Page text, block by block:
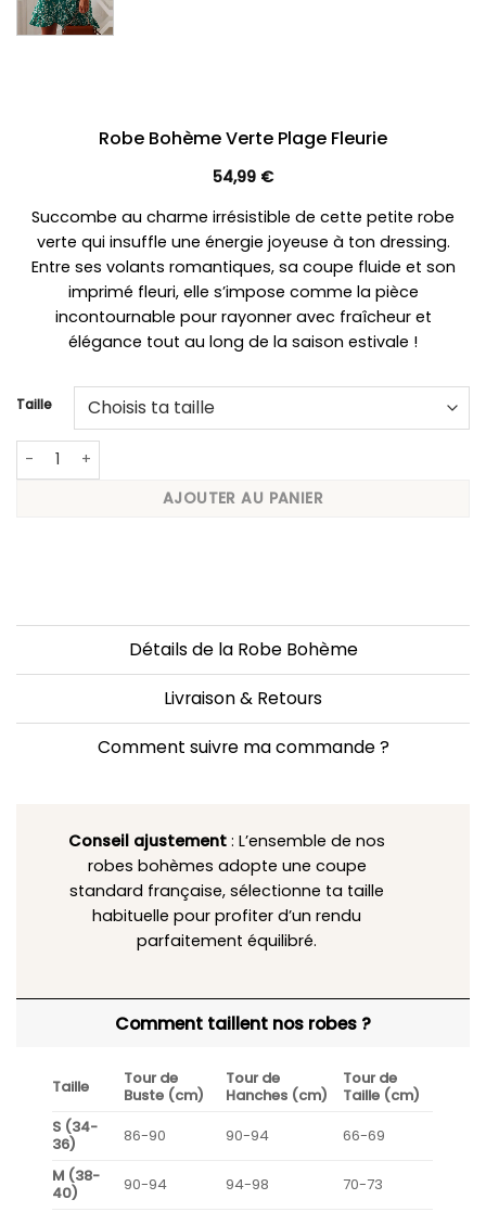
Robe Bohème Verte Plage Fleurie
54,99 €
Succombe au charme irrésistible de cette petite robe
verte qui insuffle une énergie joyeuse à ton dressing.
Entre ses volants romantiques, sa coupe fluide et son
imprimé fleuri, elle s’impose comme la pièce
incontournable pour rayonner avec fraîcheur et
élégance tout au long de la saison estivale !
Taille
quantité de Robe Bohème Verte Plage Fleurie
AJOUTER AU PANIER
Détails de la Robe Bohème
Livraison & Retours
Comment suivre ma commande ?
Conseil ajustement : L’ensemble de nos
robes bohèmes adopte une coupe
standard française, sélectionne ta taille
habituelle pour profiter d’un rendu
parfaitement équilibré.
Comment taillent nos robes ?
Taille
Tour de
Buste (cm)
Tour de
Hanches (cm)
Tour de
Taille (cm)
S (34-
36)
86-90 90-94
66-69
M (38-
40)
90-94 94-98
70-73